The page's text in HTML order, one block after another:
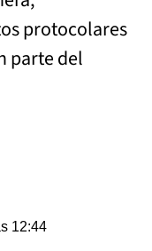
protocolares
parte del
12:44